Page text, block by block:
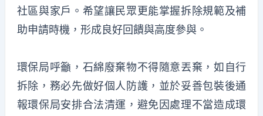
社區與家戶。希望讓民眾更能掌握拆除規範及補
助申請時機，形成良好回饋與高度參與。
環保局呼籲，石綿廢棄物不得隨意丟棄，如自行
拆除，務必先做好個人防護，並於妥善包裝後通
報環保局安排合法清運，避免因處理不當造成環